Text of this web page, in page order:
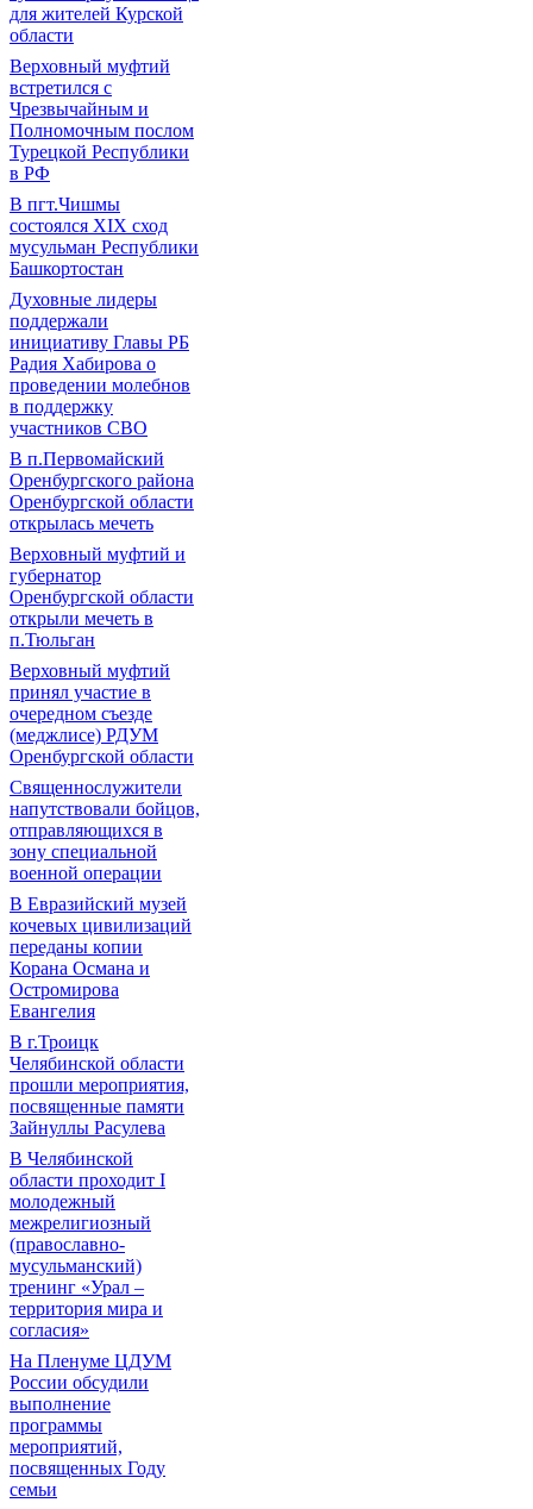
для жителей Курской
области
Верховный муфтий
встретился с
Чрезвычайным и
Полномочным послом
Турецкой Республики
в РФ
В пгт.Чишмы
состоялся XIX сход
мусульман Республики
Башкортостан
Духовные лидеры
поддержали
инициативу Главы РБ
Радия Хабирова о
проведении молебнов
в поддержку
участников СВО
В п.Первомайский
Оренбургского района
Оренбургской области
открылась мечеть
Верховный муфтий и
губернатор
Оренбургской области
открыли мечеть в
п.Тюльган
Верховный муфтий
принял участие в
очередном съезде
(меджлисе) РДУМ
Оренбургской области
Священнослужители
напутствовали бойцов,
отправляющихся в
зону специальной
военной операции
В Евразийский музей
кочевых цивилизаций
переданы копии
Корана Османа и
Остромирова
Евангелия
В г.Троицк
Челябинской области
прошли мероприятия,
посвященные памяти
Зайнуллы Расулева
В Челябинской
области проходит I
молодежный
межрелигиозный
(православно-
мусульманский)
тренинг «Урал –
территория мира и
согласия»
На Пленуме ЦДУМ
России обсудили
выполнение
программы
мероприятий,
посвященных Году
семьи